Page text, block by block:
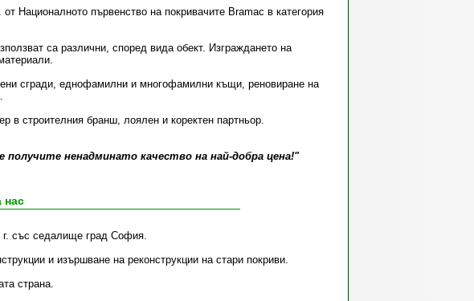
Националното първенство на покривачите Bramac в категория
са различни, според вида обект. Изграждането на
сгради, еднофамилни и многофамилни къщи, реновиране на
в строителния бранш, лоялен и коректен партньор.
получите ненадминато качество на най-добра цена!"
нас
г. със седалище град София.
и изършване на реконструкции на стари покриви.
страна.